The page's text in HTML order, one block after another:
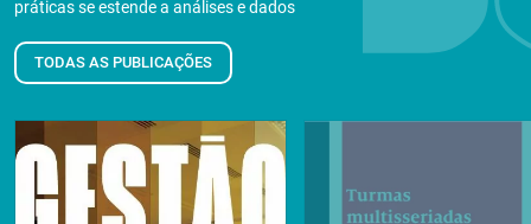
práticas se estende a análises e dados
TODAS AS PUBLICAÇÕES